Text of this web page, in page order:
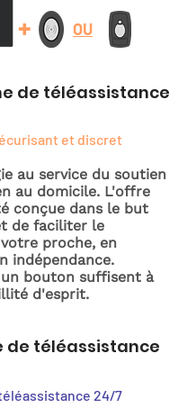
+ OU
de téléassistance
et discret
au service du soutien
au domicile. L'offre
conçue dans le but
de faciliter le
proche, en
indépendance.
bouton suffisent à
d'esprit.
de téléassistance
24/7